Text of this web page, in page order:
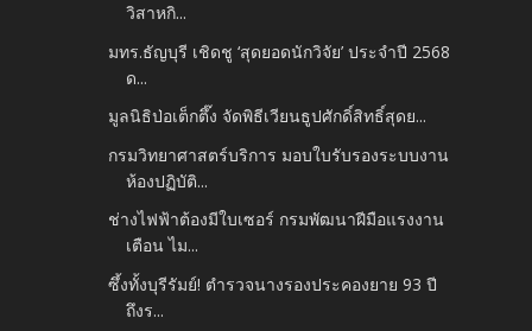
วิสาหกิ...
มทร.ธัญบุรี เชิดชู ‘สุดยอดนักวิจัย’ ประจำปี 2568
ด...
มูลนิธิป่อเต็กตึ๊ง จัดพิธีเวียนธูปศักดิ์สิทธิ์สุดย...
กรมวิทยาศาสตร์บริการ มอบใบรับรองระบบงาน
ห้องปฏิบัติ...
ช่างไฟฟ้าต้องมีใบเซอร์ กรมพัฒนาฝีมือแรงงาน
เตือน ไม...
ซึ้งทั้งบุรีรัมย์! ตำรวจนางรองประคองยาย 93 ปี
ถึงร...